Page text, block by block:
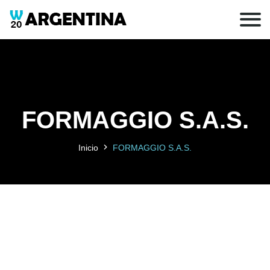
FORMAGGIO S.A.S.
Inicio FORMAGGIO S.A.S.